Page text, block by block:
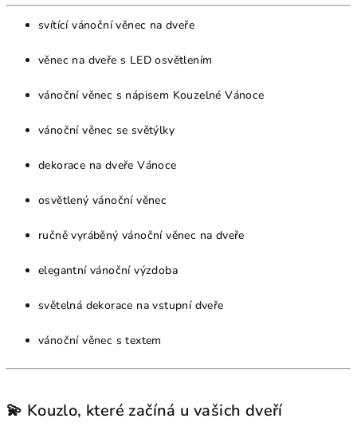
svítící vánoční věnec na dveře
věnec na dveře s LED osvětlením
vánoční věnec s nápisem Kouzelné Vánoce
vánoční věnec se světýlky
dekorace na dveře Vánoce
osvětlený vánoční věnec
ručně vyráběný vánoční věnec na dveře
elegantní vánoční výzdoba
světelná dekorace na vstupní dveře
vánoční věnec s textem
💫 Kouzlo, které začíná u vašich dveří